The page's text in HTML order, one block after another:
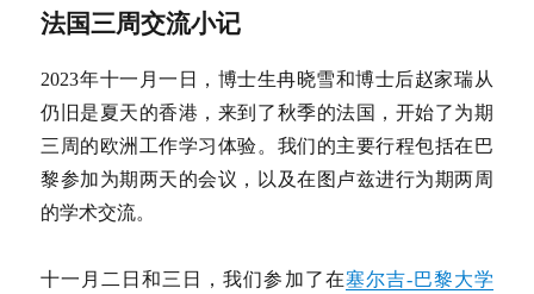
法国三周交流小记
2023年十一月一日，博士生冉晓雪和博士后赵家瑞从
仍旧是夏天的香港，来到了秋季的法国，开始了为期
三周的欧洲工作学习体验。我们的主要行程包括在巴
黎参加为期两天的会议，以及在图卢兹进行为期两周
的学术交流。
十一月二日和三日，我们参加了在塞尔吉-巴黎大学